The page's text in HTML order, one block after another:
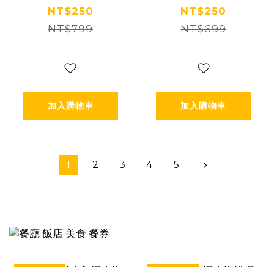
星球】(追風奇
幻島集團)
NT$250
NT$799
加入購物車
朵花園】(追風
奇幻島集團)
NT$250
NT$699
加入購物車
1 2 3 4 5